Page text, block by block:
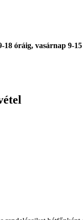
18 óráig, vasárnap 9-